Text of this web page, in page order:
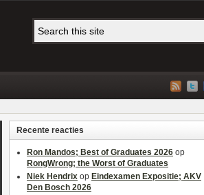
Recente reacties
Ron Mandos; Best of Graduates 2026 op
RongWrong; the Worst of Graduates
Niek Hendrix op Eindexamen Expositie; AKV
Den Bosch 2026